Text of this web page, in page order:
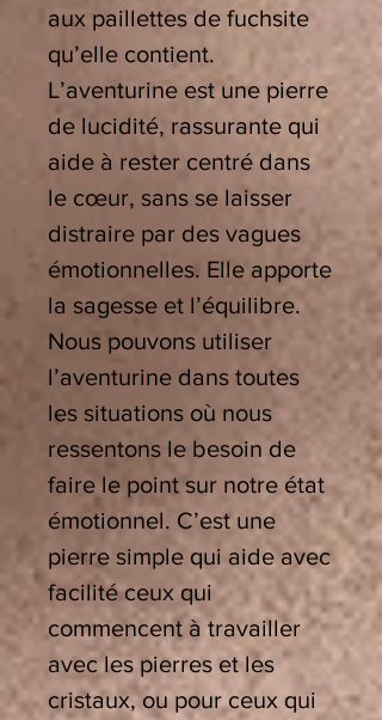
aux paillettes de fuchsite
qu’elle contient.
L’aventurine est une pierre
de lucidité, rassurante qui
aide à rester centré dans
le cœur, sans se laisser
distraire par des vagues
émotionnelles. Elle apporte
la sagesse et l’équilibre.
Nous pouvons utiliser
l’aventurine dans toutes
les situations où nous
ressentons le besoin de
faire le point sur notre état
émotionnel. C’est une
pierre simple qui aide avec
facilité ceux qui
commencent à travailler
avec les pierres et les
cristaux, ou pour ceux qui